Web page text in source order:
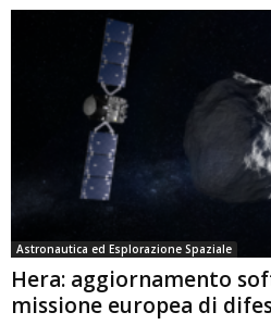
Astronautica ed Esplorazione Spaziale
Hera: aggiornamento
missione europea di